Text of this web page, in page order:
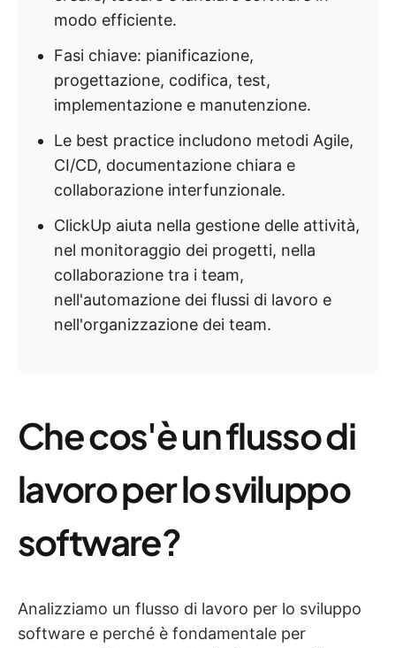
modo efficiente.
Fasi chiave: pianificazione,
progettazione, codifica, test,
implementazione e manutenzione.
Le best practice includono metodi Agile,
CI/CD, documentazione chiara e
collaborazione interfunzionale.
ClickUp aiuta nella gestione delle attività,
nel monitoraggio dei progetti, nella
collaborazione tra i team,
nell'automazione dei flussi di lavoro e
nell'organizzazione dei team.
Che cos'è un flusso di
lavoro per lo sviluppo
software?
Analizziamo un flusso di lavoro per lo sviluppo
software e perché è fondamentale per